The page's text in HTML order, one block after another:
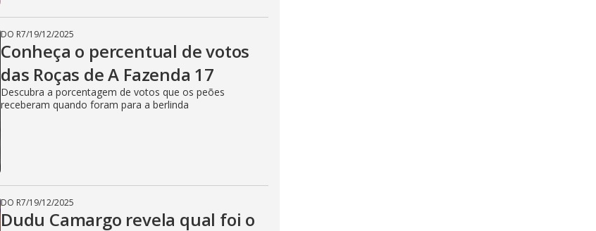
DO R7/19/12/2025
Conheça o percentual de votos
das Roças de A Fazenda 17
Descubra a porcentagem de votos que os peões
receberam quando foram para a berlinda
DO R7/19/12/2025
Dudu Camargo revela qual foi o